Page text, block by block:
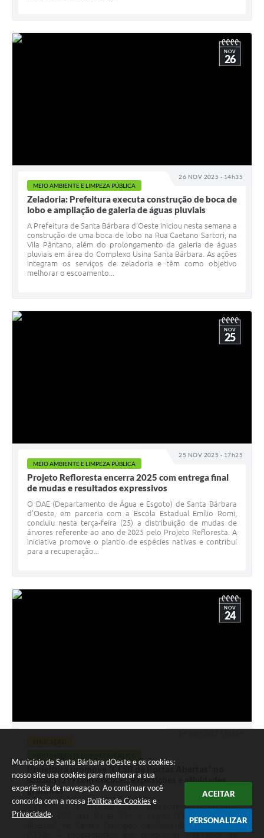
Município de Santa Bárbara dOeste e os cookies:
nosso site usa cookies para melhorar a sua
experiência de navegação. Ao continuar você
concorda com a nossa Política de Cookies e
Privacidade.
ACEITAR
PERSONALIZAR
26 NOV 2025 - 14h35
NOV
26
MEIO AMBIENTE E LIMPEZA PÚBLICA
Zeladoria: Prefeitura executa construção de boca de
lobo e ampliação de galeria de águas pluviais
A Prefeitura de Santa Bárbara d’Oeste iniciou nesta semana a
construção de uma boca de lobo na Rua Caetano Sartori, na
Vila Pântano, além do prolongamento da galeria de águas
pluviais em área do Complexo Usina Santa Bárbara. As ações
integram os serviços de zeladoria e têm como objetivo
melhorar o escoamento...
25 NOV 2025 - 17h25
NOV
25
MEIO AMBIENTE E LIMPEZA PÚBLICA
Projeto Refloresta encerra 2025 com entrega final
de mudas e resultados expressivos
O DAE (Departamento de Água e Esgoto) de Santa Bárbara
d’Oeste, em parceria com a Escola Estadual Emílio Romi,
concluiu nesta terça-feira (25) a distribuição de mudas de
árvores referente ao ano de 2025 pelo Projeto Refloresta. A
iniciativa promove o plantio de espécies nativas e contribui
para a recuperação...
NOV
24
Prefeitura promove “CESB de Portas Abertas” no
sábado (29) com oficinas, exposições e atividades
gratuitas
A Prefeitura de Santa Bárbara d’Oeste promove no próximo
sábado (29), das 9h às 13h, o evento “CESB de Portas
Abertas”, no Centro Ecológico de Santa Bárbara d’Oeste
(CESB). A programação, que celebra os três anos de